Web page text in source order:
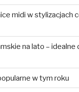
midi w stylizacjach
na lato – idealne
w tym roku